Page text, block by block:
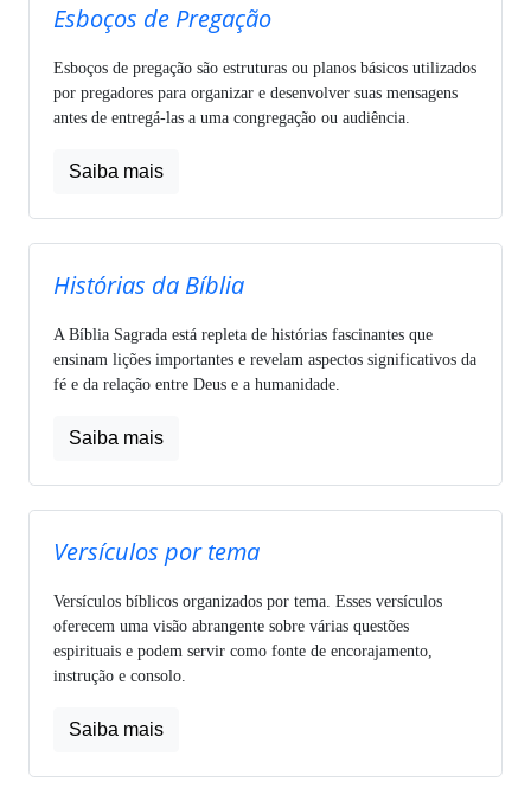
Esboços de Pregação
Esboços de pregação são estruturas ou planos básicos utilizados
por pregadores para organizar e desenvolver suas mensagens
antes de entregá-las a uma congregação ou audiência.
Saiba mais
Histórias da Bíblia
A Bíblia Sagrada está repleta de histórias fascinantes que
ensinam lições importantes e revelam aspectos significativos da
fé e da relação entre Deus e a humanidade.
Saiba mais
Versículos por tema
Versículos bíblicos organizados por tema. Esses versículos
oferecem uma visão abrangente sobre várias questões
espirituais e podem servir como fonte de encorajamento,
instrução e consolo.
Saiba mais